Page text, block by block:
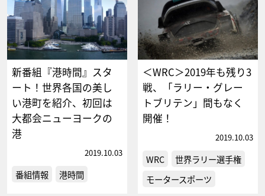
新番組『港時間』スタ
ート！世界各国の美し
い港町を紹介、初回は
大都会ニューヨークの
港
2019.10.03
番組情報 港時間
＜WRC＞2019年も残り3
戦、「ラリー・グレー
トブリテン」間もなく
開催！
2019.10.03
WRC
世界ラリー選手権
モータースポーツ